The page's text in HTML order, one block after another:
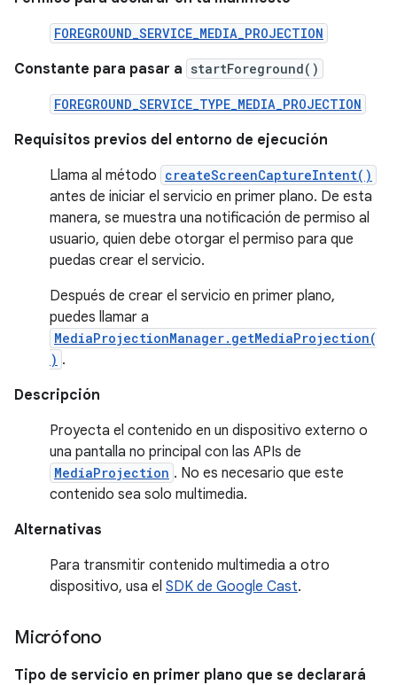
FOREGROUND_SERVICE_MEDIA_PROJECTION
Constante para pasar a startForeground()
FOREGROUND_SERVICE_TYPE_MEDIA_PROJECTION
Requisitos previos del entorno de ejecución
Llama al método createScreenCaptureIntent()
antes de iniciar el servicio en primer plano. De esta
manera, se muestra una notificación de permiso al
usuario, quien debe otorgar el permiso para que
puedas crear el servicio.
Después de crear el servicio en primer plano,
puedes llamar a
MediaProjectionManager.getMediaProjection(
) .
Descripción
Proyecta el contenido en un dispositivo externo o
una pantalla no principal con las APIs de
MediaProjection . No es necesario que este
contenido sea solo multimedia.
Alternativas
Para transmitir contenido multimedia a otro
dispositivo, usa el SDK de Google Cast.
Micrófono
Tipo de servicio en primer plano que se declarará